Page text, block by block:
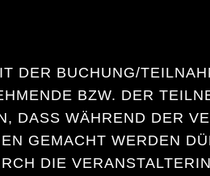
DER BUCHUNG/
BZW. DER
DASS WÄHREND DER
GEMACHT WERDEN
DIE